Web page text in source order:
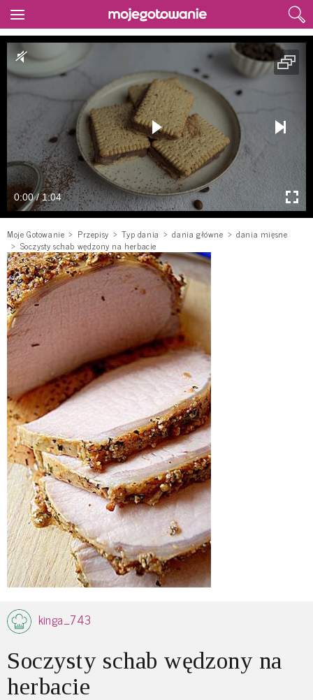
0:00 / 1:04
Moje Gotowanie Przepisy Typ dania dania główne
dania mięsne
Soczysty schab wędzony na herbacie
kinga_743
Soczysty schab wędzony na
herbacie